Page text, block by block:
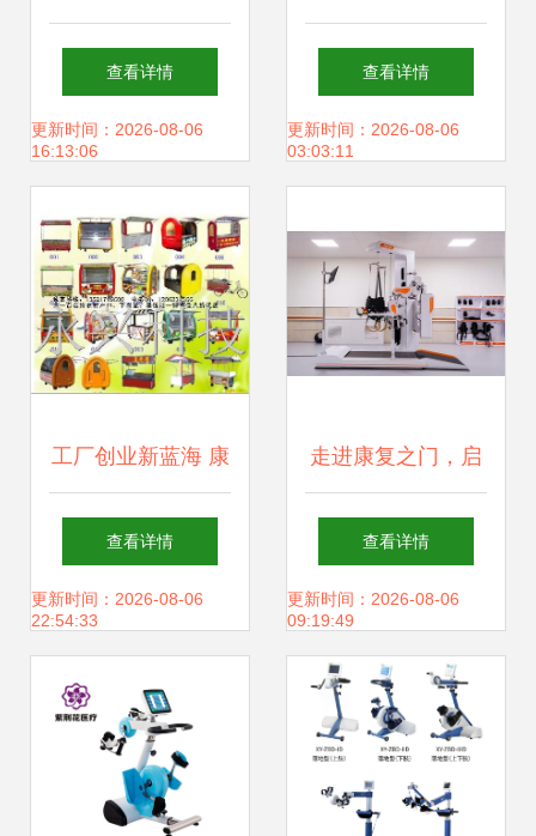
院成为甘肃省康复
医疗联合体成员单
服务提质增效
查看详情
更新时间：2026-08-06
16:13:06
红” 高新区两重点
康复设备项目同日
查看详情
更新时间：2026-08-06
03:03:11
工厂创业新蓝海 康
复设备领域的机遇
与挑战
查看详情
更新时间：2026-08-06
22:54:33
走进康复之门，启
航健康之旅——吉
林省吉林中西医结
合医院【南部新城
院区】先进康复设
备巡礼
查看详情
更新时间：2026-08-06
09:19:49